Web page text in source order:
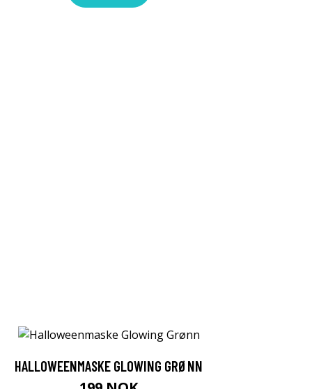
HALLOWEENMASKE GLOWING GRØNN